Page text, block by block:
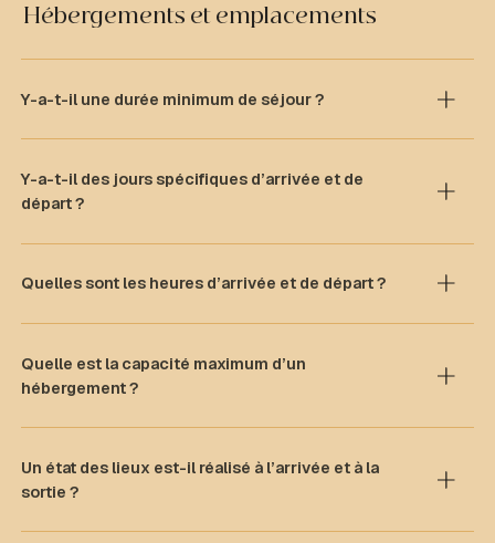
Hébergements et emplacements
Y-a-t-il une durée minimum de séjour ?
Y-a-t-il des jours spécifiques d’arrivée et de
départ ?
Quelles sont les heures d’arrivée et de départ ?
Quelle est la capacité maximum d’un
hébergement ?
Un état des lieux est-il réalisé à l’arrivée et à la
sortie ?